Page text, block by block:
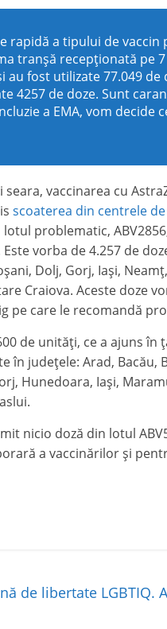
rapidă a tipului de vaccin
tranșă recepționată pe
au fost utilizate 77.049
4257 de doze. Sunt
a EMA, vom decide
vaccinarea cu
scoaterea din centrele
problematic,
vorba de 4.257 de
Dolj, Gorj, Iași,
Craiova. Aceste doze
pe care le recomandă
de unități, ce a ajuns în
în județele: Arad, Bacău,
Hunedoara, Iași,
nicio doză din lotul
a vaccinărilor și
de libertate